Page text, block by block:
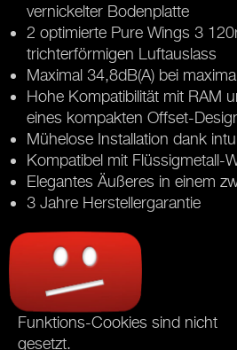
vernickelter Bodenplatte
2 optimierte Pure Wings 3
trichterförmigen Luftauslass
Maximal 34,8dB(A) bei
Hohe Kompatibilität mit RAM
eines kompakten Offset-
Mühelose Installation dank
Kompatibel mit Flüssigmetall-
Elegantes Äußeres in einem
3 Jahre Herstellergarantie
Funktions-Cookies sind nicht
gesetzt.